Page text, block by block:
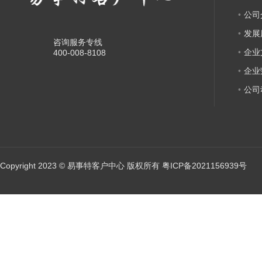
咨询服务专线
400-008-8108
公司
发
企业
企业
公司
Copyright 2023 © 易事特客户中心 版权所有 粤ICP备2021156939号